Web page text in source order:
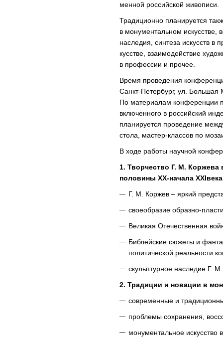
менной российской живописи.
Традиционно планируется
в монументальном искусстве,
наследия, синтеза искусств в
кусстве, взаимодействие
в профессии и прочее.
Время проведения
Санкт-Петербург, ул. Большая
По материалам конференции
включенного в российский
планируется проведение
стола, мастер-классов по
В ходе работы научной
1. Творчество Г. М. Коржева
половины XX-начала
Г. М. Коржев – яркий
своеобразие образно-
Великая Отечественная
Библейские сюжеты и
политической реальности
скульптурное наследие Г.
2. Традиции и новации в
современные и
проблемы сохранения,
монументальное искусство